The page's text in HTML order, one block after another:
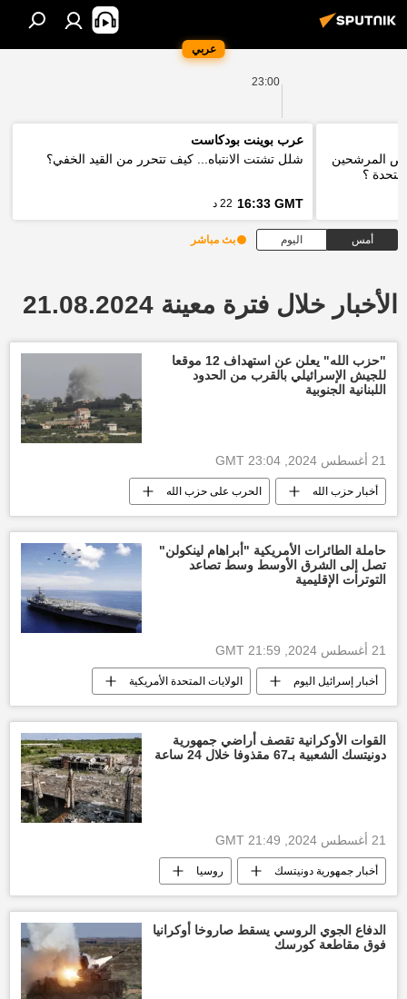
عربي
23:00
المرشحين
؟
عرب بوينت بودكاست
شلل تشتت الانتباه... كيف تتحرر من القيد الخفي؟
16:33 GMT 22 د
أمس اليوم بث مباشر
الأخبار خلال فترة معينة 21.08.2024
"حزب الله" يعلن عن استهداف 12 موقعا
للجيش الإسرائيلي بالقرب من الحدود
اللبنانية الجنوبية
21 أغسطس 2024, 23:04 GMT
أخبار حزب الله الحرب على حزب الله
إسرائيل أخبار إسرائيل اليوم
حاملة الطائرات الأمريكية "أبراهام لينكولن"
تصل إلى الشرق الأوسط وسط تصاعد
التوترات الإقليمية
21 أغسطس 2024, 21:59 GMT
أخبار إسرائيل اليوم الولايات المتحدة الأمريكية
غزة إيران أخبار حزب الله
القوات الأوكرانية تقصف أراضي جمهورية
دونيتسك الشعبية بـ67 مقذوفا خلال 24 ساعة
21 أغسطس 2024, 21:49 GMT
أخبار جمهورية دونيتسك روسيا
سلاح روسيا أخبار روسيا اليوم العالم
الدفاع الجوي الروسي يسقط صاروخا أوكرانيا
فوق مقاطعة كورسك